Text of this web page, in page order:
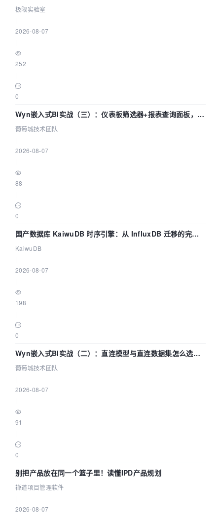
极限实验室
2026-08-07
252
0
Wyn嵌入式BI实战（三）：仪表板筛选器+报表查询面板，参
数联动全闭环
葡萄城技术团队
2026-08-07
88
0
国产数据库 KaiwuDB 时序引擎：从 InfluxDB 迁移的完整
技术路径
KaiwuDB
2026-08-07
198
0
Wyn嵌入式BI实战（二）：直连模型与直连数据集怎么选，
参数为什么不生效？| 葡萄城技术团队
葡萄城技术团队
2026-08-07
91
0
别把产品放在同一个篮子里！读懂IPD产品规划
禅道项目管理软件
2026-08-07